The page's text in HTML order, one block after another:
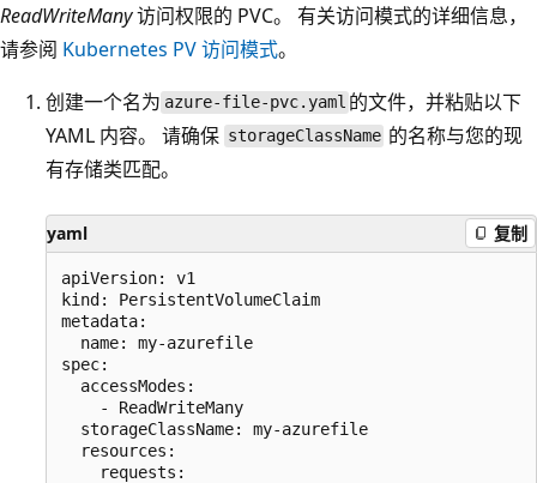
ReadWriteMany访问权限的 PVC。 有关访问模式的详细信息，
请参阅 Kubernetes PV 访问模式。
创建一个名为 azure-file-pvc.yaml 的文件，并粘贴以下
YAML 内容。 请确保 storageClassName 的名称与您的现
有存储类匹配。
yaml 复制
apiVersion: v1
kind: PersistentVolumeClaim
metadata:
  name: my-azurefile
spec:
  accessModes:
    - ReadWriteMany
  storageClassName: my-azurefile
  resources:
    requests: